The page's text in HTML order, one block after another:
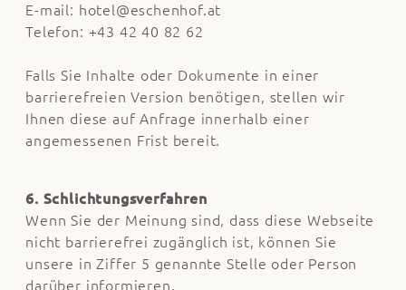
E-mail: hotel@eschenhof.at
Telefon: +43 42 40 82 62
Falls Sie Inhalte oder Dokumente in einer
barrierefreien Version benötigen, stellen wir
Ihnen diese auf Anfrage innerhalb einer
angemessenen Frist bereit.
6. Schlichtungsverfahren
Wenn Sie der Meinung sind, dass diese Webseite
nicht barrierefrei zugänglich ist, können Sie
unsere in Ziffer 5 genannte Stelle oder Person
darüber informieren.